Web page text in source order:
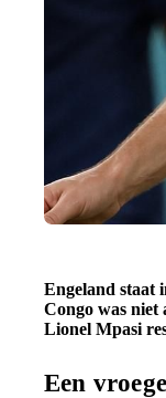
Engeland staat
Congo was niet
Lionel Mpasi
Een